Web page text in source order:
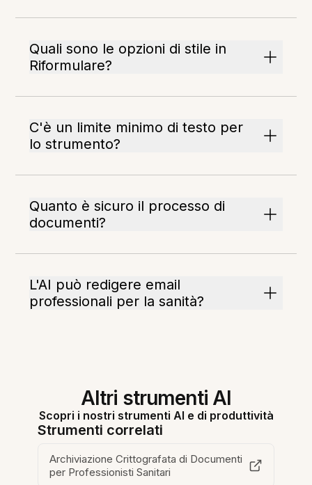
Quali sono le opzioni di stile in
Riformulare?
C'è un limite minimo di testo per
lo strumento?
Quanto è sicuro il processo di
documenti?
L'AI può redigere email
professionali per la sanità?
Altri strumenti AI
Scopri i nostri strumenti AI e di produttività
Strumenti correlati
Archiviazione Crittografata di Documenti
per Professionisti Sanitari